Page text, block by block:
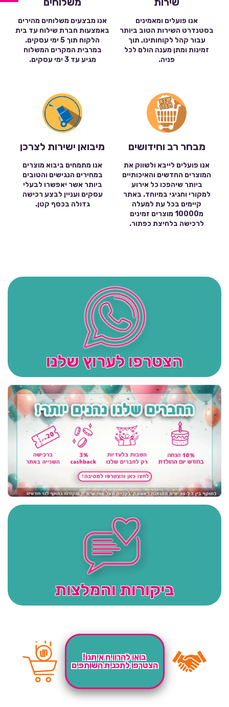
אנו פועלים ומאמינים
בסטנדרט השירות הטוב ביותר
עבור קהל לקוחותינו, תוך
זמינות ומתן מענה הולם לכל
פניה.
אנו מבצעים משלוחים מהירים
באמצעות חברת שילוח עד בית
הלקוח תוך 5 ימי עסקים.
במרבית המקרים המשלוח
מגיע עד 3 ימי עסקים.
מבחר רב וחידושים
אנו פועלים לייבא ולשווק את
המוצרים החדשים והאיכותיים
ביותר שיהפכו כל אירוע
למקורי וחגיגי במיוחד. באתר
קיימים בכל עת למעלה
מ10000 מוצרים זמינים
לרכישה בלחיצת כפתור.
מיבואן ישירות לצרכן
אנו מתמחים ביבוא מוצרים
במחירים הנגישים והטובים
ביותר אשר יאפשרו לבעלי
עסקים ועניין לבצע רכישה
גדולה בכסף קטן.
הצטרפו לערוץ שלנו
ביקורות והמלצות
בואו להרוויח איתנו!
הצטרפו לתכנית השותפים